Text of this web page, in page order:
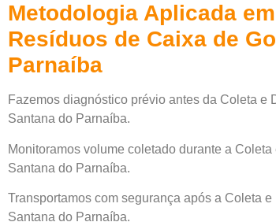
Metodologia Aplicada
Resíduos de Caixa de
Parnaíba
Fazemos diagnóstico prévio antes da Coleta
Santana do Parnaíba.
Monitoramos volume coletado durante a
Santana do Parnaíba.
Transportamos com segurança após a Coleta
Santana do Parnaíba.